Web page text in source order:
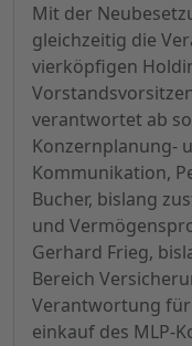
Mit der
gleichzeitig die
vierköpfigen
verantwortet ab
Konzernplanung-
Kommunikation,
Bucher, bislang
und
Gerhard Frieg,
Bereich
Verantwortung
einkauf des MLP-